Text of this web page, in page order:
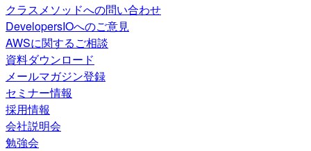
クラスメソッドへの問い合わせ
DevelopersIOへのご意見
AWSに関するご相談
資料ダウンロード
メールマガジン登録
セミナー情報
採用情報
会社説明会
勉強会